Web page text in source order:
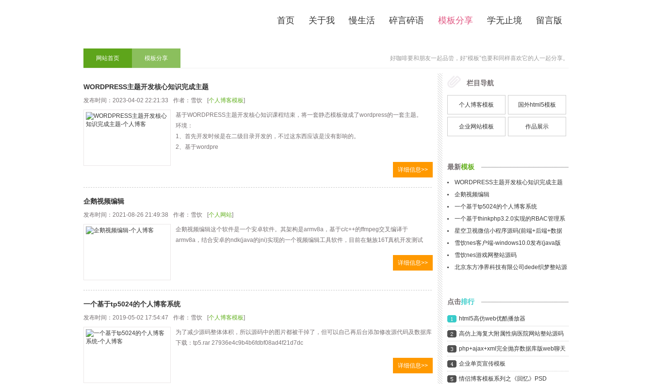
首页 关于我 慢生活 碎言碎语 模板分享 学无止境 留言版
好咖啡要和朋友一起品尝，好“模板”也要和同样喜欢它的人一起分享。
网站首页 模板分享
WORDPRESS主题开发核心知识完成主题
发布时间：2023-04-02 22:21:33 作者：雪饮 [个人博客模板]
基于WORDPRESS主题开发核心知识课程结束，将一套静态模板做成了wordpress的一套主题。
环境：
1、首先开发时候是在二级目录开发的，不过这东西应该是没有影响的。
2、基于wordpre
详细信息>>
企鹅视频编辑
发布时间：2021-08-26 21:49:38 作者：雪饮 [个人网站]
企鹅视频编辑这个软件是一个安卓软件。其架构是armv8a，基于c/c++的ffmpeg交叉编译于
armv8a，结合安卓的ndk(java的jni)实现的一个视频编辑工具软件，目前在魅族16T真机开发测试
详细信息>>
一个基于tp5024的个人博客系统
发布时间：2019-05-02 17:54:47 作者：雪饮 [个人博客模板]
为了减少源码整体体积，所以源码中的图片都被干掉了，但可以自己再后台添加修改源代码及数据库
下载：tp5.rar 27936e4c9b4b6fdbf08ad4f21d7dc
详细信息>>
栏目导航
个人博客模板 国外html5模板
企业网站模板 作品展示
个人博客模板 国外html5模板
企业网站模板 作品展示
最新模板
WORDPRESS主题开发核心知识完成主题
企鹅视频编辑
一个基于tp5024的个人博客系统
一个基于thinkphp3.2.0实现的RBAC管理系
统
星空卫视微信小程序源码(前端+后端+数据
库)
雪饮nes客户端-windows10.0发布(java版
nes模拟器)
雪饮nes游戏网整站源码
北京东方净界科技有限公司dede织梦整站源
点击排行
html5高仿web优酷播放器
高仿上海复大附属性病医院网站整站源码
php+ajax+xml完全抛弃数据库版web聊天
室
企业单页宣传模板
情侣博客模板系列之《回忆》PSD